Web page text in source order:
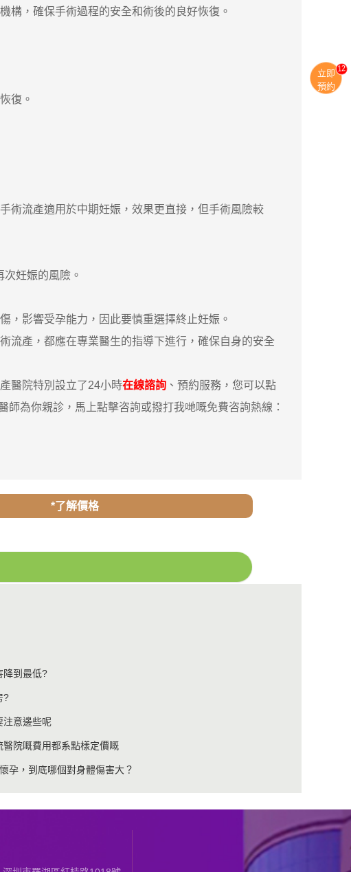
構，確保手術過程的安全和術後的良好恢復。
復。
流產適用於中期妊娠，效果更直接，但手術風險較
妊娠的風險。
影響受孕能力，因此要慎重選擇終止妊娠。
產，都應在專業醫生的指導下進行，確保自身的安全
醫院特別設立了24小時在線諮詢 、預約服務，您可以點
為你親診，馬上點擊咨詢或撥打我哋嘅免費咨詢熱線：
*了解價格
降到最低?
?
注意邊些呢
院嘅費用都系點樣定價嘅
孕，到底哪個對身體傷害大？
立即
預約
13